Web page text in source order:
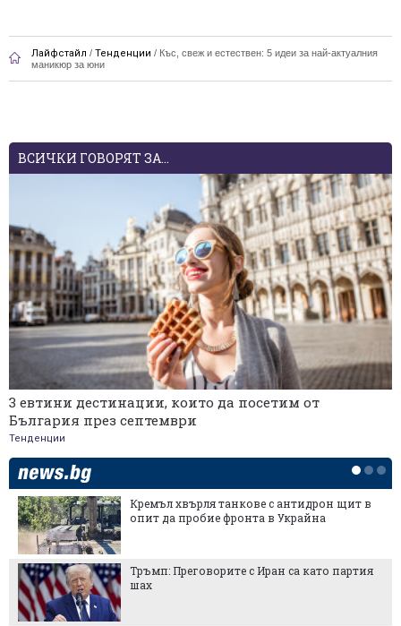
Лайфстайл / Тенденции / Къс, свеж и естествен: 5 идеи за най-актуалния
маникюр за юни
ВСИЧКИ ГОВОРЯТ ЗА...
3 евтини дестинации, които да посетим от
България през септември
Тенденции
Кремъл хвърля танкове с антидрон щит в
опит да пробие фронта в Украйна
Тръмп: Преговорите с Иран са като партия
шах